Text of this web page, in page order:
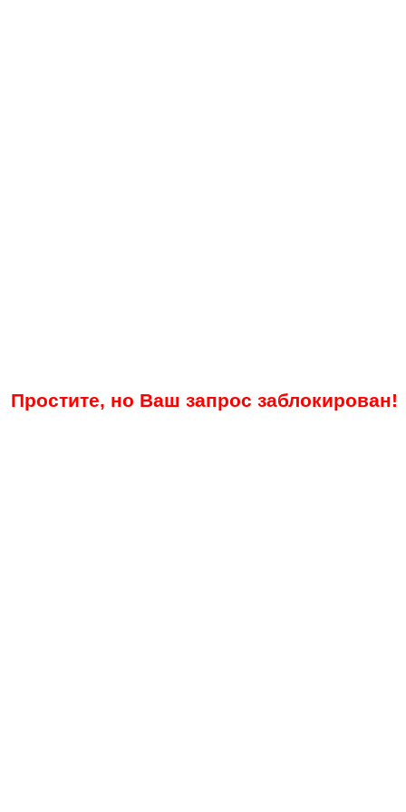
Простите, но Ваш запрос заблокирован!